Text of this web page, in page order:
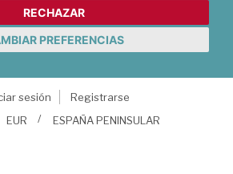
RECHAZAR
PREFERENCIAS
sesión
Registrarse
EUR ESPAÑA PENINSULAR